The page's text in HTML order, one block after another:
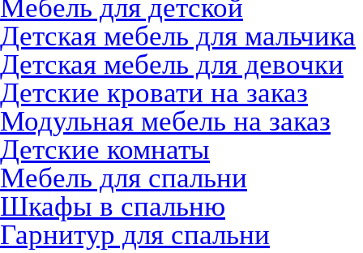
Мебель для детской
Детская мебель для мальчика
Детская мебель для девочки
Детские кровати на заказ
Модульная мебель на заказ
Детские комнаты
Мебель для спальни
Шкафы в спальню
Гарнитур для спальни